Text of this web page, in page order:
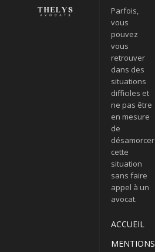
Parfois,
vous
pouvez
vous
retrouver
dans des
situations
difficiles et
ne pas être
en mesure
de
désamorcer
cette
situation
sans faire
appel à un
avocat.
ACCUEIL
MENTIONS